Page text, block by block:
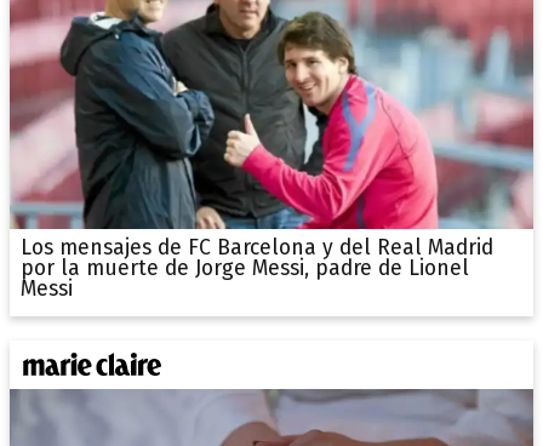
Los mensajes de FC Barcelona y del Real Madrid
por la muerte de Jorge Messi, padre de Lionel
Messi